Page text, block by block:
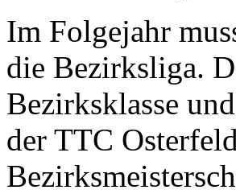
Im Folgejahr
die Bezirksliga.
Bezirksklasse
der TTC